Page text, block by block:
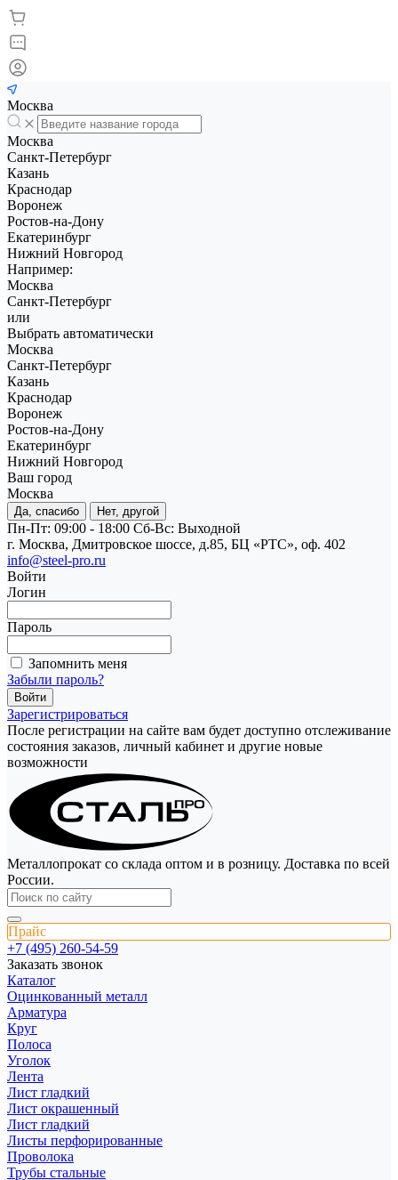
Москва
Москва
Санкт-Петербург
Казань
Краснодар
Воронеж
Ростов-на-Дону
Екатеринбург
Нижний Новгород
Например:
Москва
Санкт-Петербург
или
Выбрать автоматически
Москва
Санкт-Петербург
Казань
Краснодар
Воронеж
Ростов-на-Дону
Екатеринбург
Нижний Новгород
Ваш город
Москва
Да, спасибо Нет, другой
Пн-Пт: 09:00 - 18:00 Cб-Вс: Выходной
г. Москва, Дмитровское шоссе, д.85, БЦ «РТС», оф. 402
info@steel-pro.ru
Войти
Логин
Пароль
Запомнить меня
Забыли пароль?
Зарегистрироваться
После регистрации на сайте вам будет доступно отслеживание
состояния заказов, личный кабинет и другие новые
возможности
Металлопрокат со склада оптом и в розницу. Доставка по всей
России.
Прайс
+7 (495) 260-54-59
Заказать звонок
Каталог
Оцинкованный металл
Арматура
Круг
Полоса
Уголок
Лента
Лист гладкий
Лист окрашенный
Лист гладкий
Листы перфорированные
Проволока
Трубы стальные